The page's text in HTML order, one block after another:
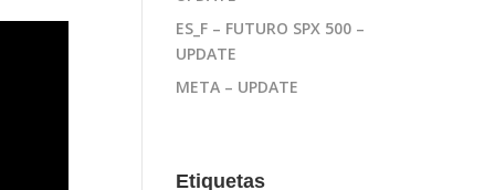
ES_F – FUTURO SPX 500 –
UPDATE
META – UPDATE
Etiquetas